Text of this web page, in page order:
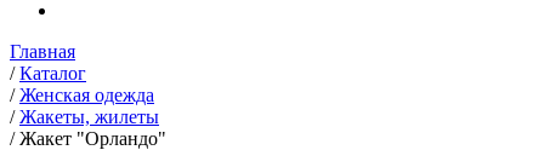
Главная
/ Каталог
/ Женская одежда
/ Жакеты, жилеты
/ Жакет "Орландо"